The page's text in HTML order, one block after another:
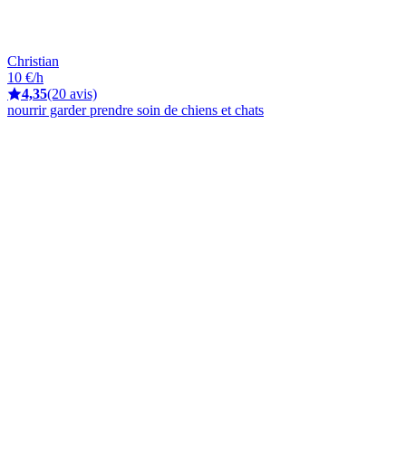
Christian
10 €/h
4,35(20 avis)
nourrir garder prendre soin de chiens et chats